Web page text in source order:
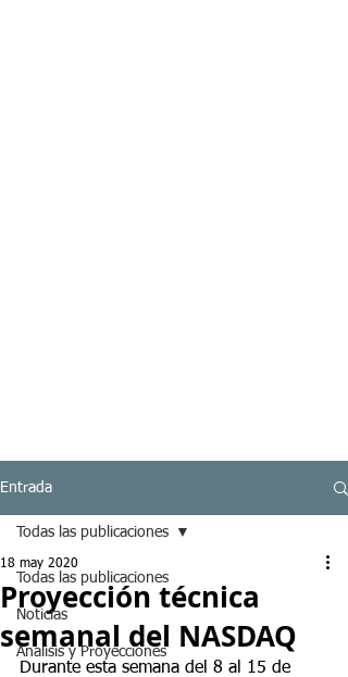
Entrada
Todas las publicaciones
Noticias
Analisis y Proyecciones
Todas las publicaciones
Proyección técnica
semanal del NASDAQ
18 may 2020
Durante esta semana del 8 al 15 de